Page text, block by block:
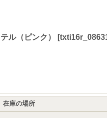
ル（ピンク） [
在庫の場所